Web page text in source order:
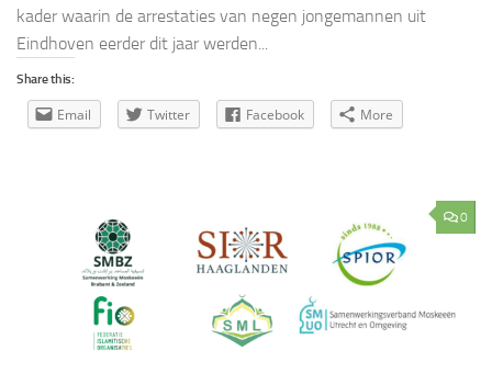
kader waarin de arrestaties van negen jongemannen uit
Eindhoven eerder dit jaar werden...
Share this:
Email Twitter Facebook More
0